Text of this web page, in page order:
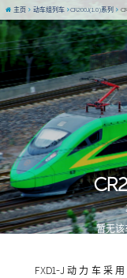
暂无该
主页 动车组列车 CR200J(1.0)系列
FXD1-J动力车采用